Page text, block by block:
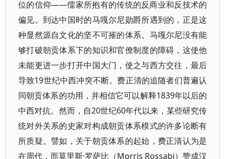
位的信仰——儒家所抱有的传统的反商业和反技术的
偏见。到达中国时的马嘎尔尼勋爵所遇到的，正是这
种显然源自文化的坚不可摧的体系。马嘎尔尼没有能
够打破朝贡体系下的知识和官僚制度的障碍，这使他
未能更进一步打开中国大门，使之与西方交往，最后
导致19世纪中西冲突不断。费正清的追随者们普遍认
同朝贡体系的功用，并相信它可以解释1839年以后的
中西对抗。然而，自20世纪60年代以来，某些研究传
统对外关系的史家对构成朝贡体系模式的许多论断有
所质疑。譬如，关于朝贡体系的起始，费正清认为是
在周代，而莫里斯·罗萨比（Morris Rossabi）赞成汉